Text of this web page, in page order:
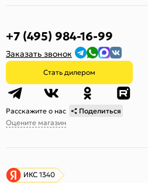
+7 (495) 984-16-99
Заказать звонок
Стать дилером
Расскажите о нас
Поделиться
Оцените магазин
ИКС 1340